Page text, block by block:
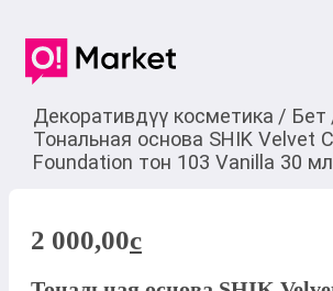
Декоративдүү косметика / Бет
Тональная основа SHIK Velvet
Foundation тон 103 Vanilla 30 мл
2 000,00c